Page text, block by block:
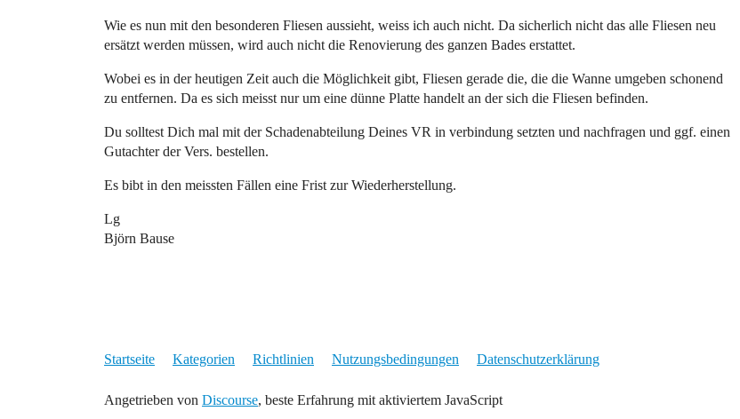
Wie es nun mit den besonderen Fliesen aussieht, weiss ich auch nicht. Da sicherlich nicht das alle Fliesen neu
ersätzt werden müssen, wird auch nicht die Renovierung des ganzen Bades erstattet.
Wobei es in der heutigen Zeit auch die Möglichkeit gibt, Fliesen gerade die, die die Wanne umgeben schonend
zu entfernen. Da es sich meisst nur um eine dünne Platte handelt an der sich die Fliesen befinden.
Du solltest Dich mal mit der Schadenabteilung Deines VR in verbindung setzten und nachfragen und ggf. einen
Gutachter der Vers. bestellen.
Es bibt in den meissten Fällen eine Frist zur Wiederherstellung.
Lg
Björn Bause
Startseite Kategorien Richtlinien Nutzungsbedingungen Datenschutzerklärung
Angetrieben von Discourse, beste Erfahrung mit aktiviertem JavaScript